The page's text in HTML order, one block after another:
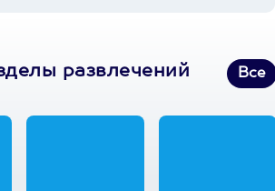
развлечений Все